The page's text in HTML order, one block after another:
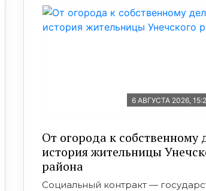
6 АВГУСТА 2026,
От огорода к собственному
история жительницы
района
Социальный контракт —